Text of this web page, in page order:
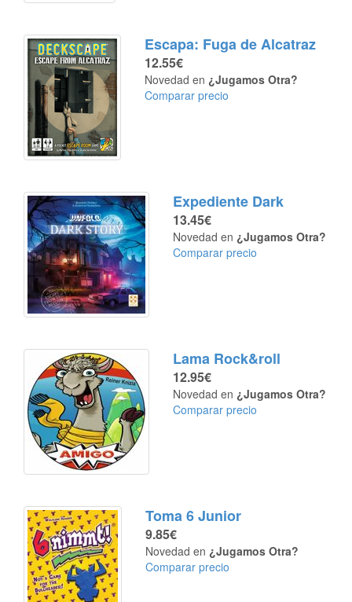
Escapa: Fuga de Alcatraz
12.55€
Novedad en ¿Jugamos Otra?
Comparar precio
Expediente Dark
13.45€
Novedad en ¿Jugamos Otra?
Comparar precio
Lama Rock&roll
12.95€
Novedad en ¿Jugamos Otra?
Comparar precio
Toma 6 Junior
9.85€
Novedad en ¿Jugamos Otra?
Comparar precio